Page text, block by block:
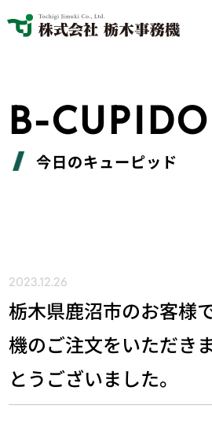
B-CUPIDO
今日のキューピッド
2023.12.26
栃木県鹿沼市のお客様
機のご注文をいただき
とうございました。